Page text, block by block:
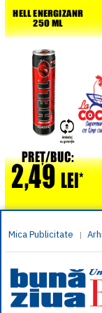
Mica Publicitate |